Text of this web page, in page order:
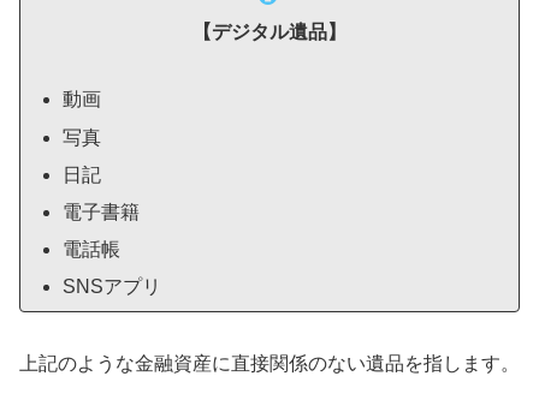
【デジタル遺品】
動画
写真
日記
電子書籍
電話帳
SNSアプリ
上記のような金融資産に直接関係のない遺品を指します。